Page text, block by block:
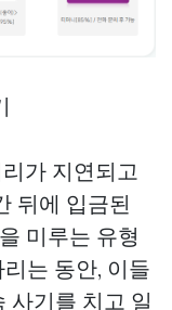
가 지연되고
뒤에 입금된
미루는 유형
는 동안, 이들
사기를 치고 일